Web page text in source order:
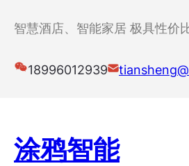
智慧酒店、智能家居 极具性价
18996012939
涂鸦智能